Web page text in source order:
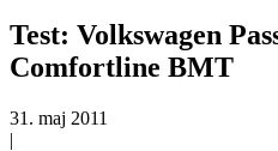
Test: Volkswagen
Comfortline BMT
31. maj 2011
|